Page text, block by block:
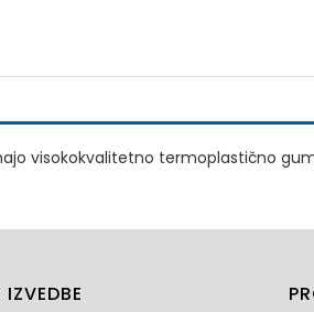
visokokvalitetno termoplastično
IZVEDBE